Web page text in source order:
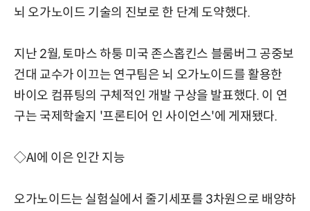
뇌 오가노이드 기술의 진보로 한 단계 도약했다.
지난 2월, 토마스 하퉁 미국 존스홉킨스 블룸버그 공중보
건대 교수가 이끄는 연구팀은 뇌 오가노이드를 활용한
바이오 컴퓨팅의 구체적인 개발 구상을 발표했다. 이 연
구는 국제학술지 '프론티어 인 사이언스'에 게재됐다.
◇AI에 이은 인간 지능
오가노이드는 실험실에서 줄기세포를 3차원으로 배양하